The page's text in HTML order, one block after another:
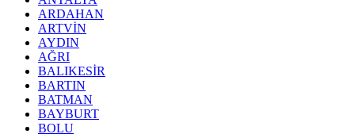
ARDAHAN
ARTVİN
AYDIN
AĞRI
BALIKESİR
BARTIN
BATMAN
BAYBURT
BOLU